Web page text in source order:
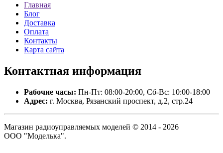
Главная
Блог
Доставка
Оплата
Контакты
Карта сайта
Контактная информация
Рабочие часы: Пн-Пт: 08:00-20:00, Сб-Вс: 10:00-18:00
Адрес: г. Москва, Рязанский проспект, д.2, стр.24
Магазин радиоуправляемых моделей © 2014 - 2026
ООО "Моделька".